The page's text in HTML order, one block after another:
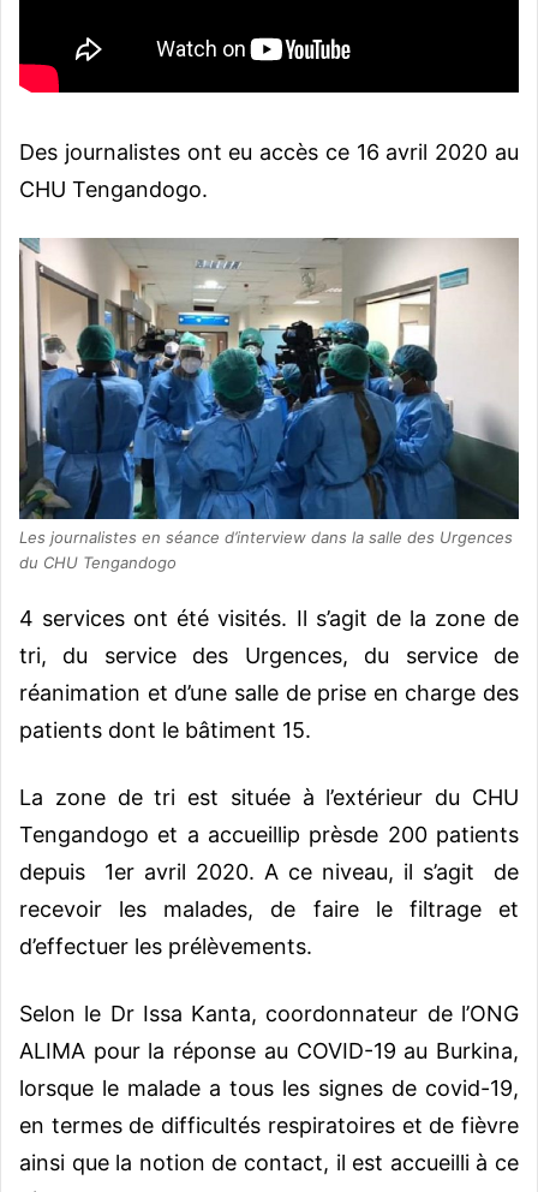
Des journalistes ont eu accès ce 16 avril 2020 au
CHU Tengandogo.
Les journalistes en séance d’interview dans la salle des Urgences
du CHU Tengandogo
4 services ont été visités. Il s’agit de la zone de
tri, du service des Urgences, du service de
réanimation et d’une salle de prise en charge des
patients dont le bâtiment 15.
La zone de tri est située à l’extérieur du CHU
Tengandogo et a accueillip prèsde 200 patients
depuis 1er avril 2020. A ce niveau, il s’agit de
recevoir les malades, de faire le filtrage et
d’effectuer les prélèvements.
Selon le Dr Issa Kanta, coordonnateur de l’ONG
ALIMA pour la réponse au COVID-19 au Burkina,
lorsque le malade a tous les signes de covid-19,
en termes de difficultés respiratoires et de fièvre
ainsi que la notion de contact, il est accueilli à ce